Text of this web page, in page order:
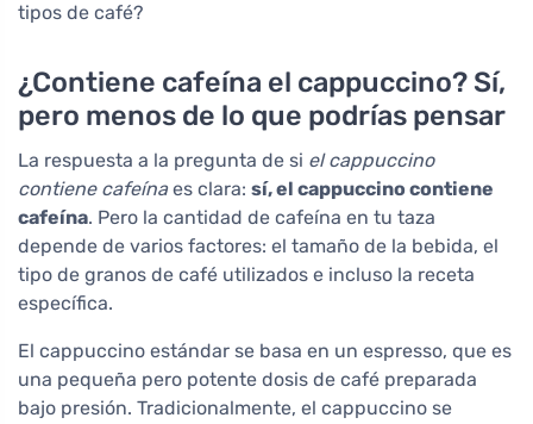
tipos de café?
¿Contiene cafeína el cappuccino? Sí,
pero menos de lo que podrías pensar
La respuesta a la pregunta de si el cappuccino
contiene cafeínaes clara: sí, el cappuccino contiene
cafeína. Pero la cantidad de cafeína en tu taza
depende de varios factores: el tamaño de la bebida, el
tipo de granos de café utilizados e incluso la receta
específica.
El cappuccino estándar se basa en un espresso, que es
una pequeña pero potente dosis de café preparada
bajo presión. Tradicionalmente, el cappuccino se